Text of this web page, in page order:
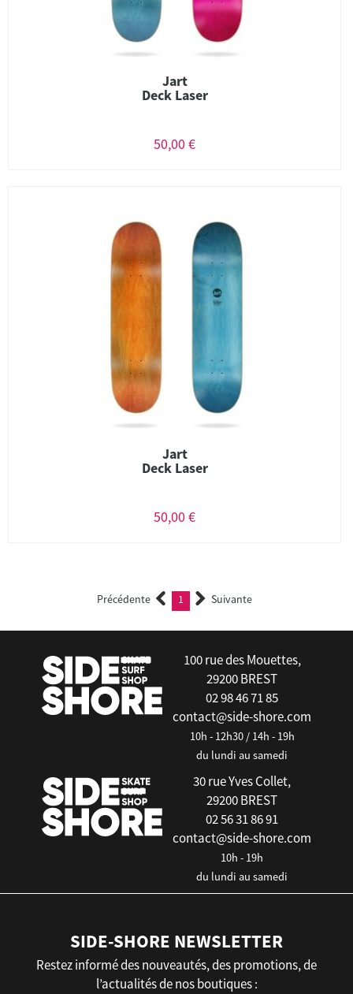
Jart
Deck Laser
50,00 €
Jart
Deck Laser
50,00 €
Précédente 1 (current)Suivante
100 rue des Mouettes,
29200 BREST
02 98 46 71 85
contact@side-shore.com
10h - 12h30 / 14h - 19h
du lundi au samedi
30 rue Yves Collet,
29200 BREST
02 56 31 86 91
contact@side-shore.com
10h - 19h
du lundi au samedi
SIDE-SHORE NEWSLETTER
Restez informé des nouveautés, des promotions, de
l’actualités de nos boutiques :